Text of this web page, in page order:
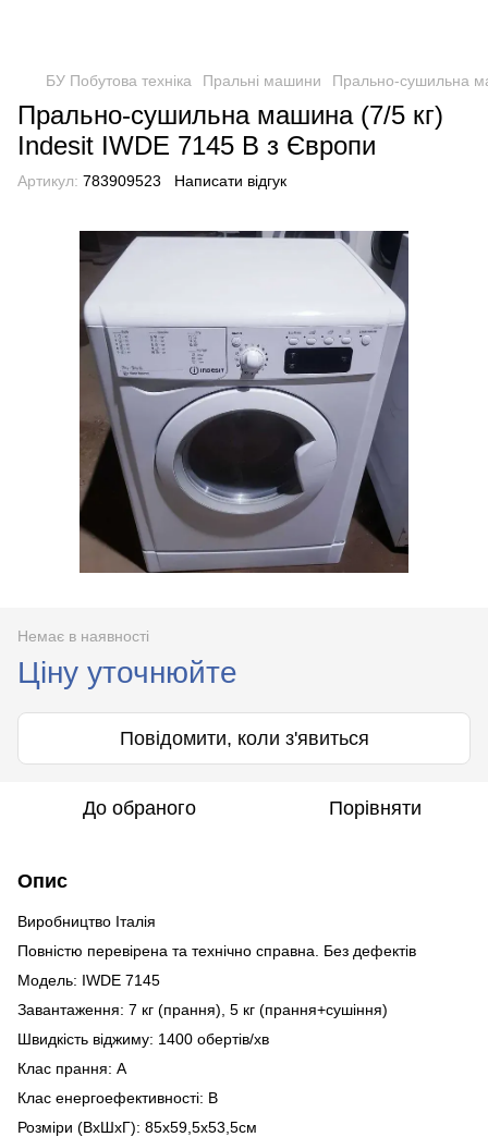
БУ Побутова техніка Пральні машини Прально-сушильна
Прально-сушильна машина (7/5 кг)
Indesit IWDE 7145 B з Європи
Артикул: 783909523 Написати відгук
Немає в наявності
Ціну уточнюйте
Повідомити, коли з'явиться
До обраного Порівняти
Опис
Виробництво Італія
Повністю перевірена та технічно справна. Без дефектів
Модель: IWDE 7145
Завантаження: 7 кг (прання), 5 кг (прання+сушіння)
Швидкість віджиму: 1400 обертів/хв
Клас прання: А
Клас енергоефективності: B
Розміри (ВxШxГ): 85x59,5x53,5см